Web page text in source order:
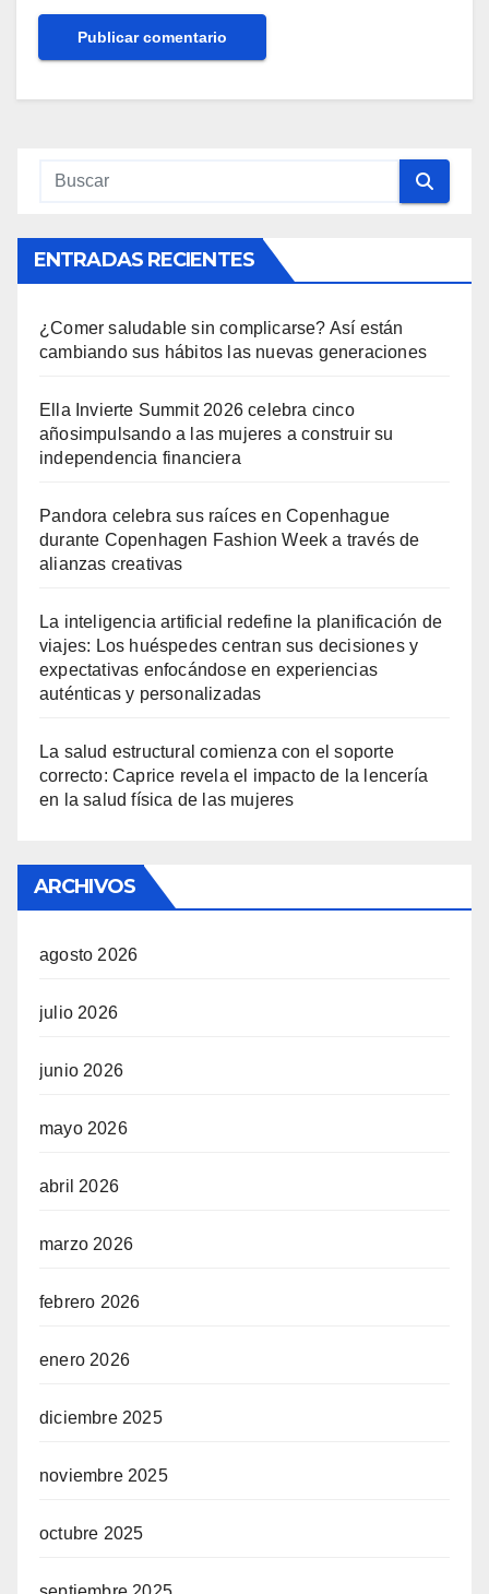
ENTRADAS RECIENTES
¿Comer saludable sin complicarse? Así están
cambiando sus hábitos las nuevas generaciones
Ella Invierte Summit 2026 celebra cinco
añosimpulsando a las mujeres a construir su
independencia financiera
Pandora celebra sus raíces en Copenhague
durante Copenhagen Fashion Week a través de
alianzas creativas
La inteligencia artificial redefine la planificación de
viajes: Los huéspedes centran sus decisiones y
expectativas enfocándose en experiencias
auténticas y personalizadas
La salud estructural comienza con el soporte
correcto: Caprice revela el impacto de la lencería
en la salud física de las mujeres
ARCHIVOS
agosto 2026
julio 2026
junio 2026
mayo 2026
abril 2026
marzo 2026
febrero 2026
enero 2026
diciembre 2025
noviembre 2025
octubre 2025